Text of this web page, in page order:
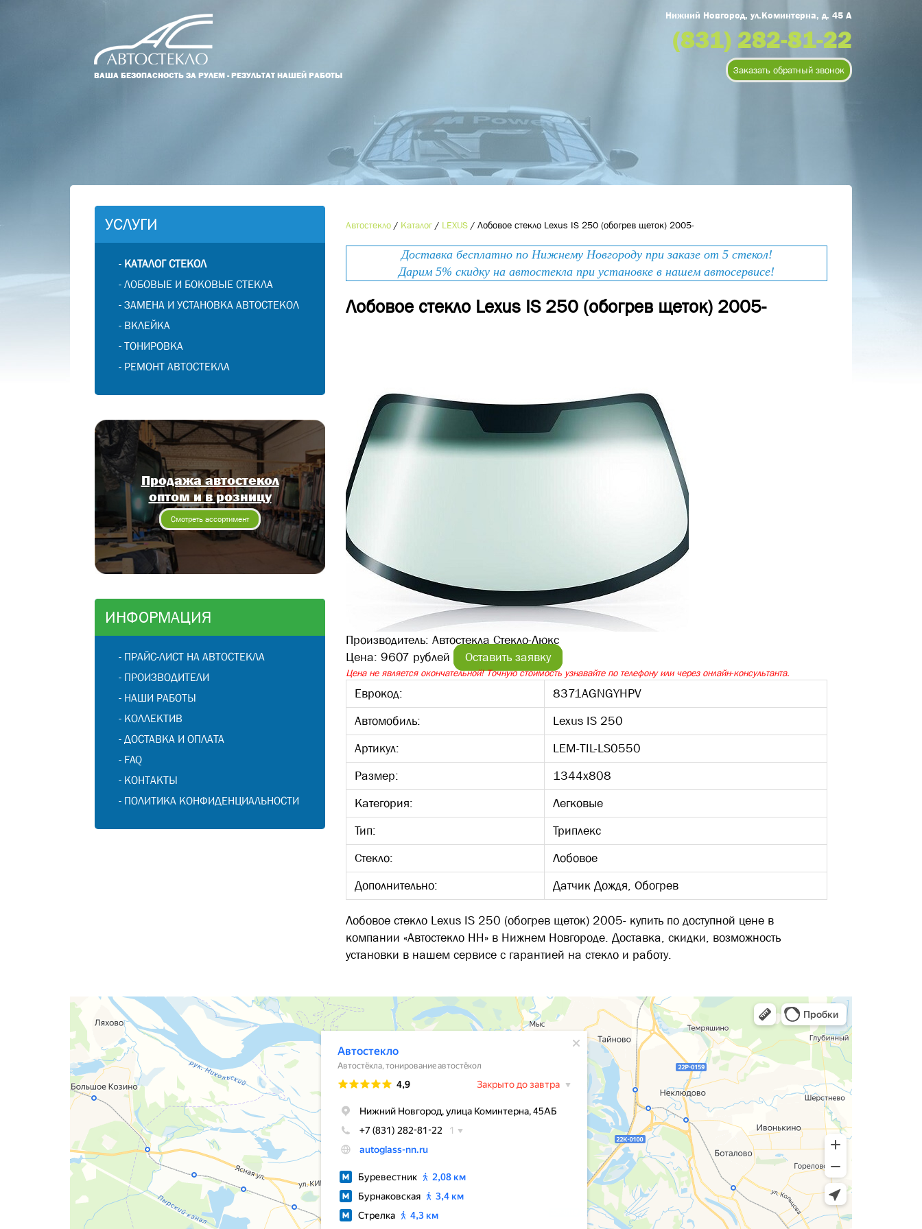
ВАША БЕЗОПАСНОСТЬ ЗА РУЛЕМ - РЕЗУЛЬТАТ НАШЕЙ РАБОТЫ
Нижний Новгород, ул.Коминтерна, д. 45 А
(831) 282-81-22
Заказать обратный звонок
УСЛУГИ
- КАТАЛОГ СТЕКОЛ
-ЛОБОВЫЕ И БОКОВЫЕ СТЕКЛА
-ЗАМЕНА И УСТАНОВКА АВТОСТЕКОЛ
- ВКЛЕЙКА
-ТОНИРОВКА
- РЕМОНТ АВТОСТЕКЛА
Продажа автостекол
оптом и в розницу
Смотреть ассортимент
ИНФОРМАЦИЯ
- ПРАЙС-ЛИСТ НА АВТОСТЕКЛА
- ПРОИЗВОДИТЕЛИ
- НАШИ РАБОТЫ
- КОЛЛЕКТИВ
-ДОСТАВКА И ОПЛАТА
- FAQ
- КОНТАКТЫ
- ПОЛИТИКА КОНФИДЕНЦИАЛЬНОСТИ
Автостекло / Каталог / LEXUS / Лобовое стекло Lexus IS 250 (обогрев щеток) 2005-
Доставка бесплатно по Нижнему Новгороду при заказе от 5 стекол!
Дарим 5% скидку на автостекла при установке в нашем автосервисе!
Лобовое стекло Lexus IS 250 (обогрев щеток) 2005-
Производитель: Автостекла Стекло-Люкс
Цена: 9607 рублей Оставить заявку
Цена не является окончательной! Точную стоимость узнавайте по телефону или через онлайн-консультанта.
Еврокод:
8371AGNGYHPV
Автомобиль:
Lexus IS 250
Артикул:
LEM-TIL-LS0550
Размер:
1344х808
Категория:
Легковые
Тип:
Триплекс
Стекло:
Лобовое
Дополнительно:
Датчик Дождя, Обогрев
Лобовое стекло Lexus IS 250 (обогрев щеток) 2005- купить по доступной цене в
компании «Автостекло НН» в Нижнем Новгороде. Доставка, скидки, возможность
установки в нашем сервисе с гарантией на стекло и работу.
Оставьте номер телефона и мы Вам
перезвоним!
Номер телефона*
Ваше сообщение*
Отправить
Оформить заказ
Наименование товара